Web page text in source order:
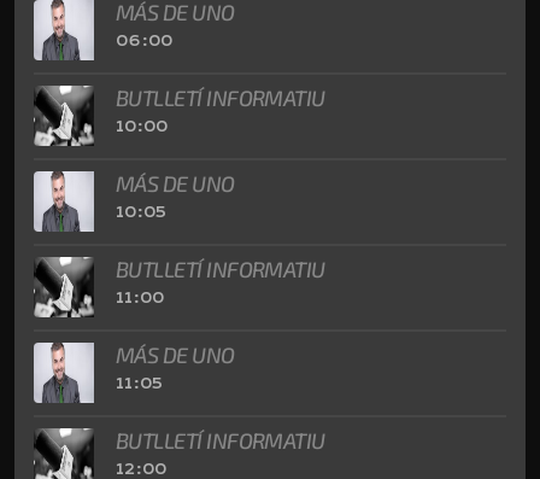
MÁS DE UNO
06:00
BUTLLETÍ INFORMATIU
10:00
MÁS DE UNO
10:05
BUTLLETÍ INFORMATIU
11:00
MÁS DE UNO
11:05
BUTLLETÍ INFORMATIU
12:00